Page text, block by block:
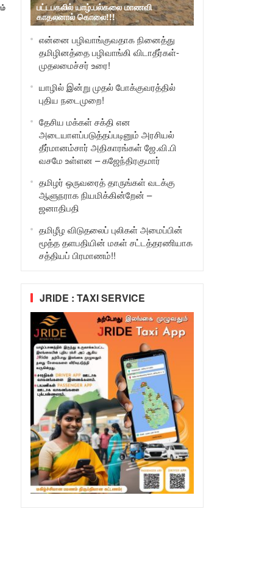
பட்டபகலில் யாழ்.பல்கலை மாணவி
காதலனால் கொலை!!!
என்னை பழிவாங்குவதாக நினைத்து
தமிழினத்தை பழிவாங்கி விடாதீர்கள்-
முதலமைச்சர் உரை!
யாழில் இன்று முதல் போக்குவரத்தில்
புதிய நடைமுறை!
தேசிய மக்கள் சக்தி என
அடையாளப்படுத்தப்படினும் அரசியல்
தீர்மானம்சார் அதிகாரங்கள் ஜே.வி.பி
வசமே உள்ளன – கஜேந்திரகுமார்
தமிழர் ஒருவரைத் தாருங்கள் வடக்கு
ஆளுநராக நியமிக்கின்றேன் –
ஜனாதிபதி
தமிழீழ விடுதலைப் புலிகள் அமைப்பின்
மூத்த தளபதியின் மகள் சட்டத்தரணியாக
சத்தியப் பிரமாணம்!!
JRIDE : TAXI SERVICE